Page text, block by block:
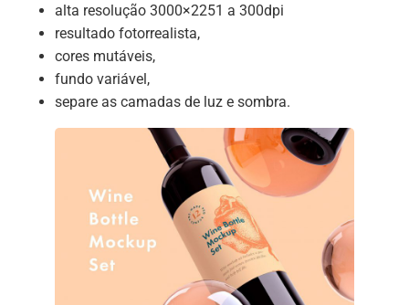
alta resolução 3000×2251 a 300dpi
resultado fotorrealista,
cores mutáveis,
fundo variável,
separe as camadas de luz e sombra.